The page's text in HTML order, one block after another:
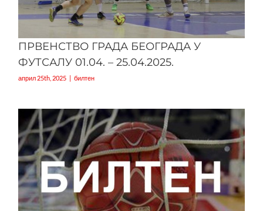
ПРВЕНСТВО ГРАДА БЕОГРАДА У
ФУТСАЛУ 01.04. – 25.04.2025.
април 25th, 2025 | билтен